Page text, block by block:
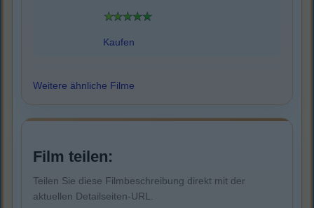
Kaufen
Weitere ähnliche Filme
Film teilen:
Teilen Sie diese Filmbeschreibung direkt mit der
aktuellen Detailseiten-URL.